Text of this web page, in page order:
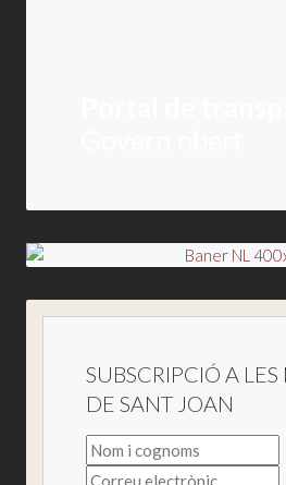
SUBSCRIPCIÓ A LES
DE SANT JOAN